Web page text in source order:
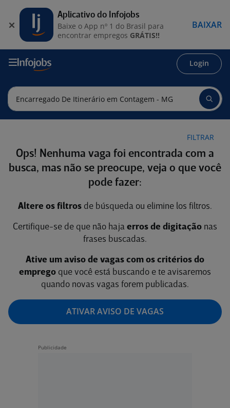
Login
FILTRAR
Ops! Nenhuma vaga foi encontrada com a
busca, mas não se preocupe, veja o que você
pode fazer:
Altere os filtros de búsqueda ou elimine los filtros.
Certifique-se de que não haja erros de digitação nas
frases buscadas.
Ative um aviso de vagas com os critérios do
emprego que você está buscando e te avisaremos
quando novas vagas forem publicadas.
ATIVAR AVISO DE VAGAS
Aplicativo do Infojobs
Baixe o App nº 1 do Brasil para
encontrar empregos GRÁTIS!!
BAIXAR